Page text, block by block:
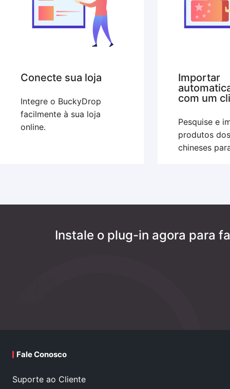
Conecte sua loja
Integre o BuckyDrop
facilmente à sua loja
online.
Importar
com um
Pesquise e
produtos
chineses
Instale o plug-in agora para
Fale Conosco
Suporte ao Cliente